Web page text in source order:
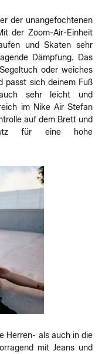
der unangefochtenen
der Zoom-Air-Einheit
und Skaten sehr
Dämpfung. Das
oder weiches
passt sich deinem Fuß
sehr leicht und
im Nike Air Stefan
auf dem Brett und
für eine hohe
Herren- als auch in die
mit Jeans und